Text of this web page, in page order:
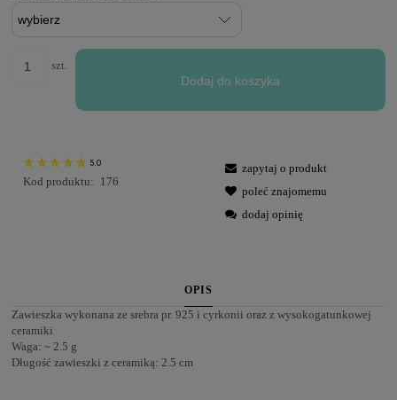
szt.
Dodaj do koszyka
5.0
Kod produktu: 176
zapytaj o produkt
poleć znajomemu
dodaj opinię
OPIS
Zawieszka wykonana ze srebra pr. 925 i cyrkonii oraz z wysokogatunkowej
ceramiki
Waga: ~ 2.5 g
Długość zawieszki z ceramiką: 2.5 cm